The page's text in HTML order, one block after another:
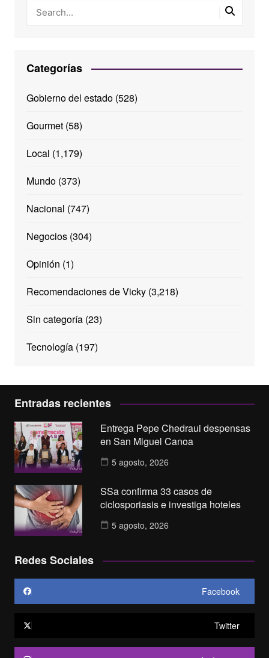
Categorías
Gobierno del estado(528)
Gourmet(58)
Local (1,179)
Mundo(373)
Nacional (747)
Negocios(304)
Opinión (1)
Recomendaciones de Vicky(3,218)
Sin categoría(23)
Tecnología(197)
Entradas recientes
Entrega Pepe Chedraui despensas
en San Miguel Canoa
5 agosto, 2026
SSa confirma 33 casos de
ciclosporiasis e investiga hoteles
5 agosto, 2026
Redes Sociales
Facebook
Twitter